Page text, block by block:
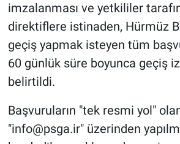
imzalanması ve yetkililer
direktiflere istinaden, Hürmüz
geçiş yapmak isteyen tüm
60 günlük süre boyunca geçiş
belirtildi.
Başvuruların "tek resmi yol"
"info@psga.ir" üzerinden